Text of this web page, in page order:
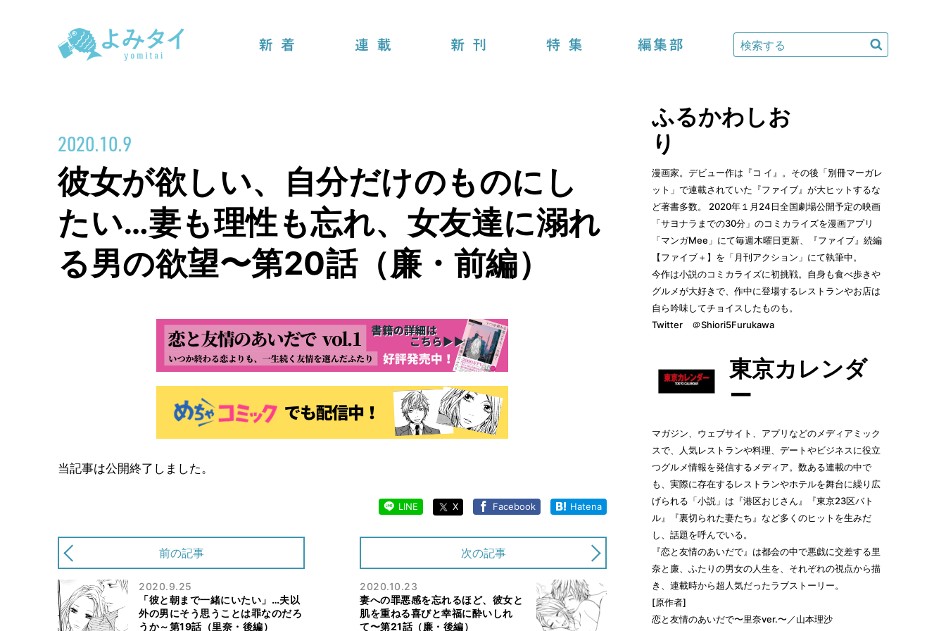
2020.10.9
彼女が欲しい、自分だけのものにし
たい…妻も理性も忘れ、女友達に溺れ
る男の欲望〜第20話（廉・前編）
当記事は公開終了しました。
LINE X Facebook Hatena
前の記事
2020.9.25
「彼と朝まで一緒にいたい」…夫以
外の男にそう思うことは罪なのだろ
うか～第19話（里奈・後編）
次の記事
2020.10.23
妻への罪悪感を忘れるほど、彼女と
肌を重ねる喜びと幸福に酔いしれ
て〜第21話（廉・後編）
ふるかわしお
り
漫画家。デビュー作は『コ イ』。その後「別冊マーガレ
ット」で連載されていた『ファイブ』が大ヒットするな
ど著書多数。 2020年１月24日全国劇場公開予定の映画
「サヨナラまでの30分」のコミカライズを漫画アプリ
「マンガMee 」にて毎週木曜日更新、『ファイブ』続編
【ファイブ＋ 】を「月刊アクション」にて執筆中。
今作は小説のコミカライズに初挑戦。自身も食べ歩きや
グルメが大好きで、作中に登場するレストランやお店は
自ら吟味してチョイスしたものも。
Twitter ＠Shiori5Furukawa
東京カレンダ
ー
マガジン、ウェブサイト、アプリなどのメディアミック
スで、人気レストランや料理、デートやビジネスに役立
つグルメ情報を発信するメディア。数ある連載の中で
も、実際に存在するレストランやホテルを舞台に繰り広
げられる「小説 」は『港区おじさん』『東京23区バト
ル』『裏切られた妻たち』など多くのヒットを生みだ
し、話題を呼んでいる。
『恋と友情のあいだで』は都会の中で悪戯に交差する里
奈と 廉 、ふたりの男女の人生を、それぞれの視点から描
き、連載時から超人気だったラブストーリー。
[原作者]
恋と友情のあいだで〜里奈ver.〜／山本理沙